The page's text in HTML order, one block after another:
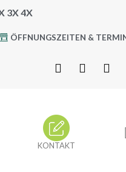
3X 4X
ÖFFNUNGSZEITEN &
KONTAKT